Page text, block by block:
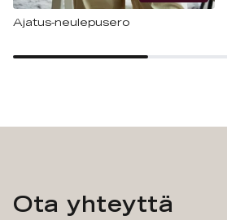
Ajatus-neulepusero
Ota yhteyttä